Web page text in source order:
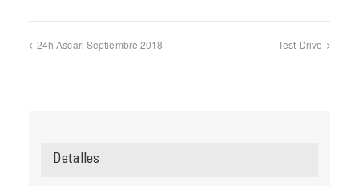
24h Ascari Septiembre 2018 Test Drive
Detalles